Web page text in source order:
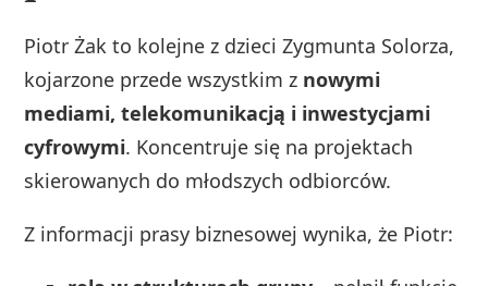
Piotr Żak to kolejne z dzieci Zygmunta Solorza,
kojarzone przede wszystkim z nowymi
mediami, telekomunikacją i inwestycjami
cyfrowymi. Koncentruje się na projektach
skierowanych do młodszych odbiorców.
Z informacji prasy biznesowej wynika, że Piotr: